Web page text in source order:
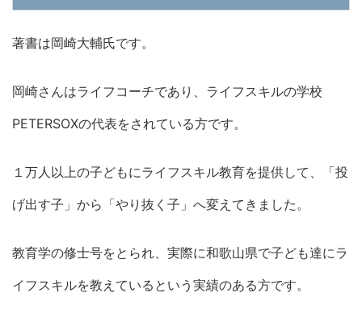
著書は岡崎大輔氏です。
岡崎さんはライフコーチであり、ライフスキルの学校
PETERSOXの代表をされている方です。
１万人以上の子どもにライフスキル教育を提供して、「投
げ出す子」から「やり抜く子」へ変えてきました。
教育学の修士号をとられ、実際に和歌山県で子ども達にラ
イフスキルを教えているという実績のある方です。